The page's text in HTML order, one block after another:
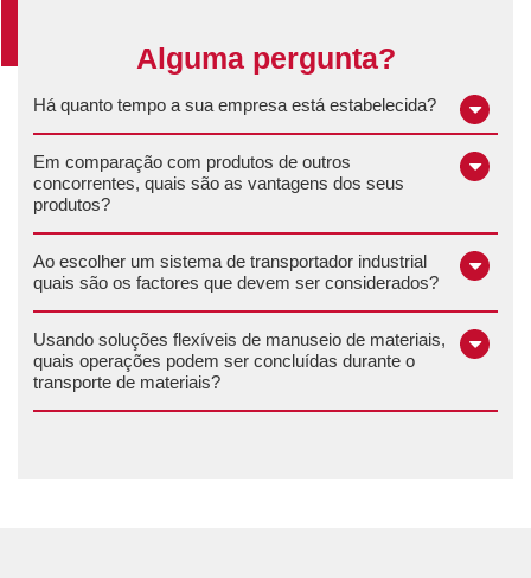
Alguma pergunta?
Há quanto tempo a sua empresa está estabelecida?
Em comparação com produtos de outros
concorrentes, quais são as vantagens dos seus
produtos?
Ao escolher um sistema de transportador industrial
quais são os factores que devem ser considerados?
Usando soluções flexíveis de manuseio de materiais,
quais operações podem ser concluídas durante o
transporte de materiais?